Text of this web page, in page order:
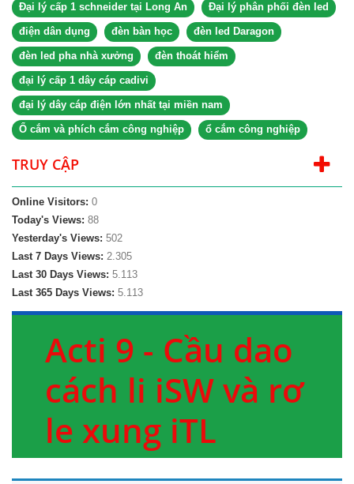
Đại lý cấp 1 schneider tại Long An Đại lý phân phối đèn led
điện dân dụng đèn bàn học đèn led Daragon
đèn led pha nhà xưởng đèn thoát hiểm
đại lý cấp 1 dây cáp cadivi
đại lý dây cáp điện lớn nhất tại miền nam
Ổ cắm và phích cắm công nghiệp ổ cắm công nghiệp
TRUY CẬP
Online Visitors: 0
Today's Views: 88
Yesterday's Views: 502
Last 7 Days Views: 2.305
Last 30 Days Views: 5.113
Last 365 Days Views: 5.113
Acti 9 - Cầu dao
cách li iSW và rơ
le xung iTL